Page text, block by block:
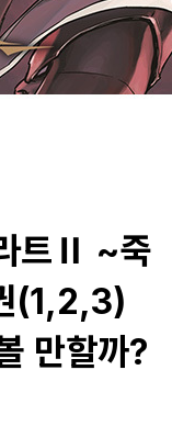
트Ⅱ ~죽
(1,2,3)
만할까?